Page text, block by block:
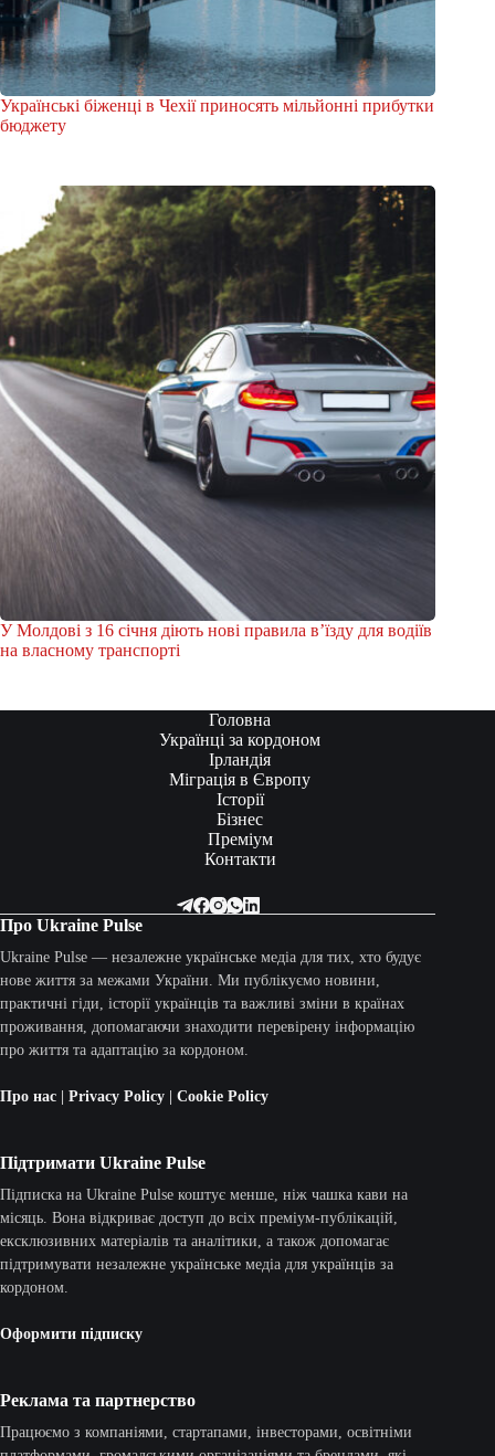
Українські біженці в Чехії приносять мільйонні прибутки
бюджету
У Молдові з 16 січня діють нові правила в’їзду для водіїв
на власному транспорті
Головна
Українці за кордоном
Ірландія
Міграція в Європу
Історії
Бізнес
Преміум
Контакти
Про Ukraine Pulse
Ukraine Pulse — незалежне українське медіа для тих, хто будує
нове життя за межами України. Ми публікуємо новини,
практичні гіди, історії українців та важливі зміни в країнах
проживання, допомагаючи знаходити перевірену інформацію
про життя та адаптацію за кордоном.
Про нас Privacy Policy Cookie Policy
Підтримати Ukraine Pulse
Підписка на Ukraine Pulse коштує менше, ніж чашка кави на
місяць. Вона відкриває доступ до всіх преміум-публікацій,
ексклюзивних матеріалів та аналітики, а також допомагає
підтримувати незалежне українське медіа для українців за
кордоном.
Оформити підписку
Реклама та партнерство
Працюємо з компаніями, стартапами, інвесторами, освітніми